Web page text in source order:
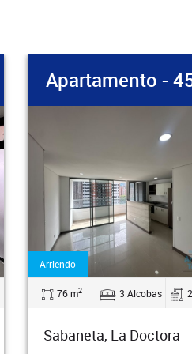
Apartamento -
Venta
186 m2 3 Alcobas
Medellín, Laureles